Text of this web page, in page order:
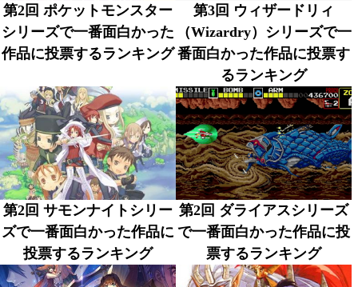
第2回 ポケットモンスター
シリーズで一番面白かった
作品に投票するランキング
第3回 ウィザードリィ
（Wizardry）シリーズで一
番面白かった作品に投票す
るランキング
第2回 サモンナイトシリー
ズで一番面白かった作品に
投票するランキング
第2回 ダライアスシリーズ
で一番面白かった作品に投
票するランキング